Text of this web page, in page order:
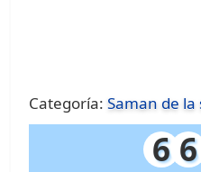
Categoría:Saman de
6 6